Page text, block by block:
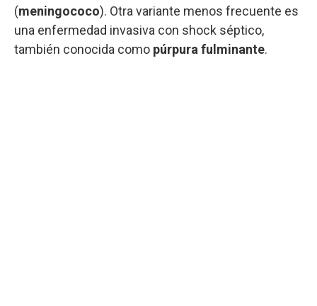
(meningococo). Otra variante menos frecuente es
una enfermedad invasiva con shock séptico,
también conocida como púrpura fulminante.